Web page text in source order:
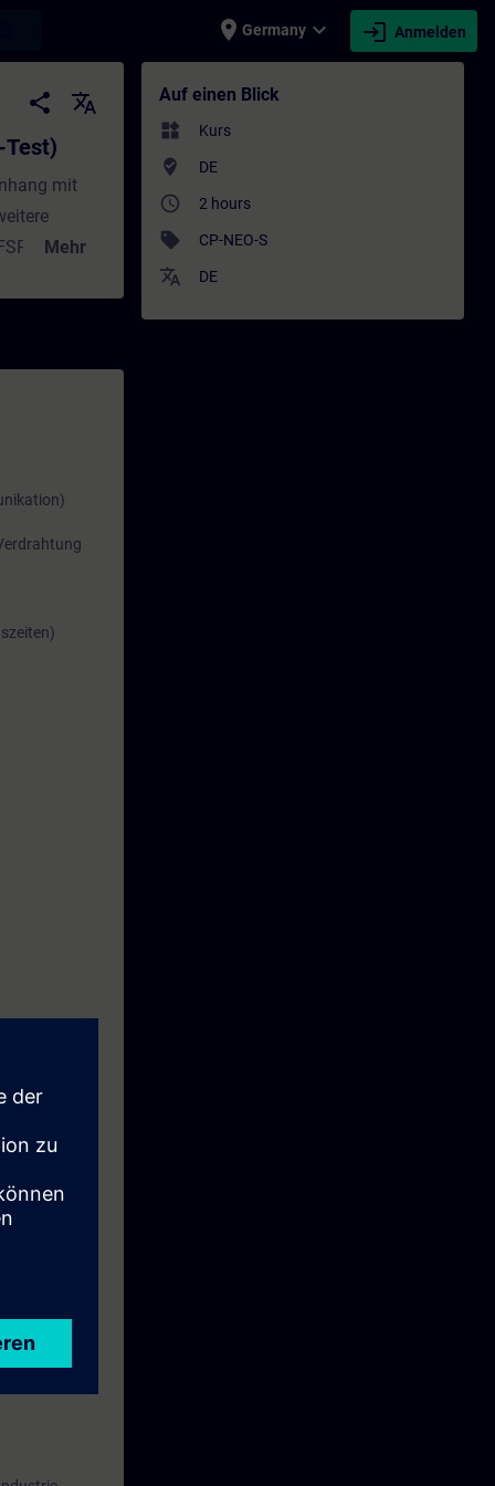
place Germany expand_more login Anmelden
- Schulung - Weiterbildung |
share
translate
Test)
mit
Mehr
Auf einen Blick
widgets Kurs
where_to_vote DE
access_time 2 hours
sell CP-NEO-S
translate DE